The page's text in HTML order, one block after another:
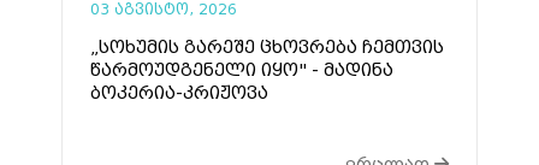
03 აგვისტო, 2026
„სოხუმის გარეშე ცხოვრება ჩემთვის
წარმოუდგენელი იყო" - მადინა
ბოკერია-კრიჟოვა